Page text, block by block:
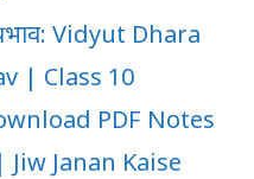
Vidyut Dhara
| Class 10
PDF Notes
Janan Kaise